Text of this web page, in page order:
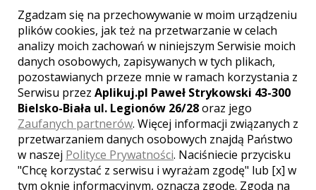
Ciekawe urozmaicenie filmu ślubnego lub
jako prezentacja na podziękowania dla
rodziców. Wyświetlany w trakcie waszego
ślubu za pomocą projektora
Teledysk -
podziękowania dla
rodziców
700 zł
Teledysk na podziękowania dla rodziców.
Dostępny z reportażem wideo ze ślubu
(każdy pakiet). Wyświetlamy teledysk w
trakcie zabawy weselnej na dużym ekranie.
Zgadzam się na przechowywanie w moim urządzeniu
plików cookies, jak też na przetwarzanie w celach
analizy moich zachowań w niniejszym Serwisie moich
danych osobowych, zapisywanych w tych plikach,
pozostawianych przeze mnie w ramach korzystania z
Serwisu przez Aplikuj.pl Paweł Strykowski 43-300
Bielsko-Biała ul. Legionów 26/28oraz jego
Zaufanych partnerów. Więcej informacji związanych z
przetwarzaniem danych osobowych znajdą Państwo
w naszej Polityce Prywatności. Naciśniecie przycisku
"Chcę korzystać z serwisu i wyrażam zgodę" lub [x] w
tym oknie informacyjnym, oznacza zgodę. Zgoda na